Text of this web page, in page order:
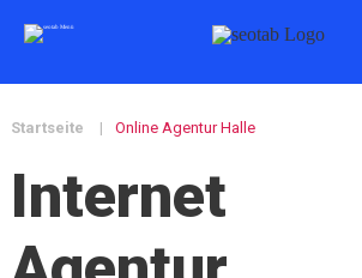
Startseite | Online Agentur Halle
Internet